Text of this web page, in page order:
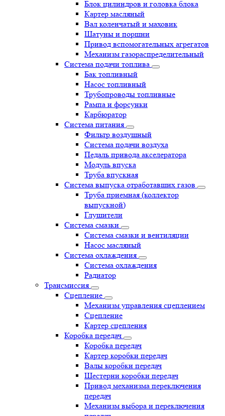
Блок цилиндров и головка блока
Картер масляный
Вал коленчатый и маховик
Шатуны и поршни
Привод вспомогательных агрегатов
Механизм газораспределительный
Система подачи топлива
Бак топливный
Насос топливный
Трубопроводы топливные
Рампа и форсунки
Карбюратор
Система питания
Фильтр воздушный
Система подачи воздуха
Педаль привода акселератора
Модуль впуска
Труба впускная
Система выпуска отработавших газов
Труба приемная (коллектор
выпускной)
Глушители
Система смазки
Система смазки и вентиляции
Насос масляный
Система охлаждения
Система охлаждения
Радиатор
Трансмиссия
Сцепление
Механизм управления сцеплением
Сцепление
Картер сцепления
Коробка передач
Коробка передач
Картер коробки передач
Валы коробки передач
Шестерни коробки передач
Привод механизма переключения
передач
Механизм выбора и переключения